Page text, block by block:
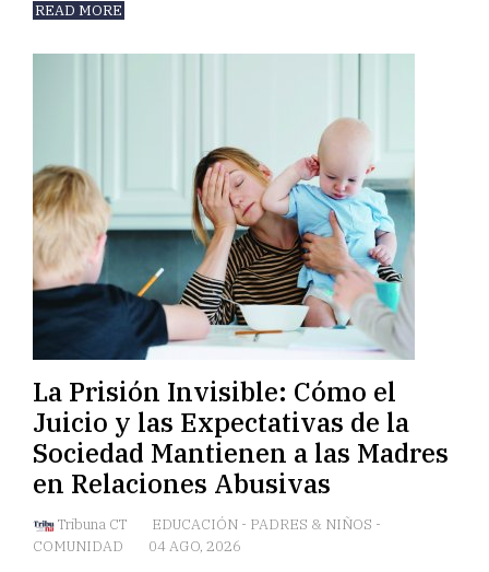
READ MORE
La Prisión Invisible: Cómo el
Juicio y las Expectativas de la
Sociedad Mantienen a las Madres
en Relaciones Abusivas
Tribuna CT EDUCACIÓN - PADRES & NIÑOS -
COMUNIDAD
04 AGO, 2026